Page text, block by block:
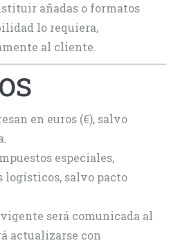
añadas o formatos
lo requiera,
al cliente.
en euros (€), salvo
especiales,
logísticos, salvo pacto
será comunicada al
actualizarse con